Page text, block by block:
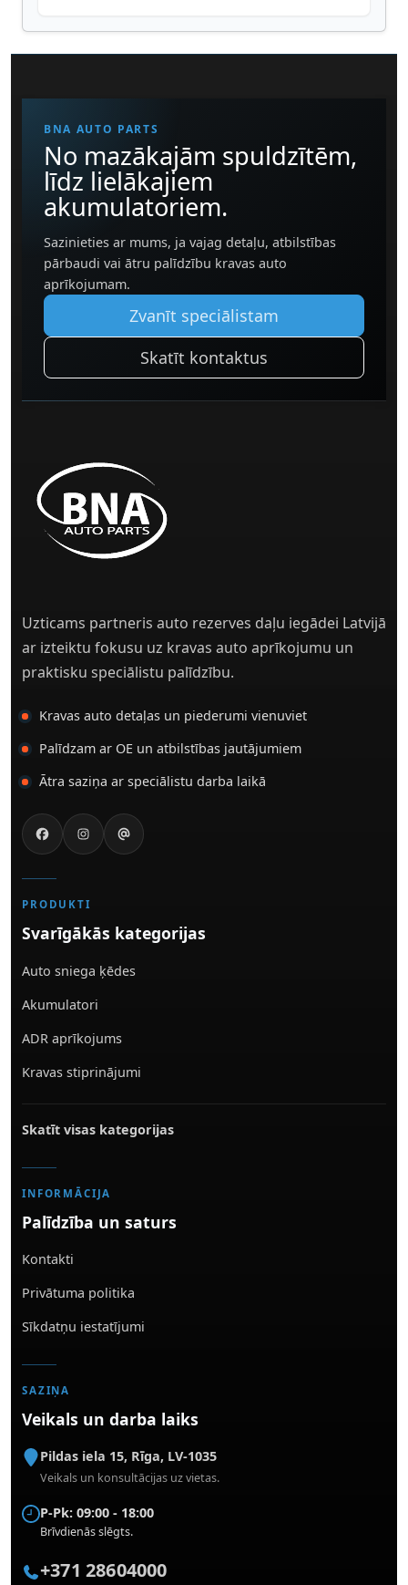
BNA AUTO PARTS
No mazākajām spuldzītēm,
līdz lielākajiem
akumulatoriem.
Sazinieties ar mums, ja vajag detaļu, atbilstības
pārbaudi vai ātru palīdzību kravas auto
aprīkojumam.
Zvanīt speciālistam
Skatīt kontaktus
Uzticams partneris auto rezerves daļu iegādei Latvijā
ar izteiktu fokusu uz kravas auto aprīkojumu un
praktisku speciālistu palīdzību.
Kravas auto detaļas un piederumi vienuviet
Palīdzam ar OE un atbilstības jautājumiem
Ātra saziņa ar speciālistu darba laikā
PRODUKTI
Svarīgākās kategorijas
Auto sniega ķēdes
Akumulatori
ADR aprīkojums
Kravas stiprinājumi
Skatīt visas kategorijas
INFORMĀCIJA
Palīdzība un saturs
Kontakti
Privātuma politika
Sīkdatņu iestatījumi
SAZIŅA
Veikals un darba laiks
Pildas iela 15, Rīga, LV-1035
Veikals un konsultācijas uz vietas.
P-Pk: 09:00 - 18:00
Brīvdienās slēgts.
+371 28604000